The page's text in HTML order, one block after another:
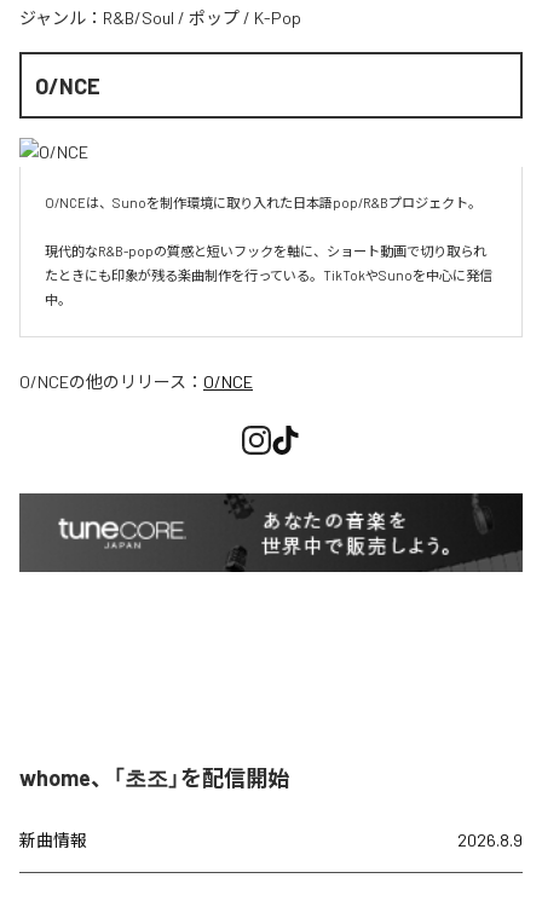
ジャンル： R&B/Soul / ポップ / K-Pop
O/NCE
O/NCEは、Sunoを制作環境に取り入れた日本語pop/R&Bプロジェクト。
現代的なR&B-popの質感と短いフックを軸に、ショート動画で切り取られ
たときにも印象が残る楽曲制作を行っている。TikTokやSunoを中心に発信
O/NCEの他のリリース： O/NCE
whome、「초조」を配信開始
新曲情報 2026.8.9